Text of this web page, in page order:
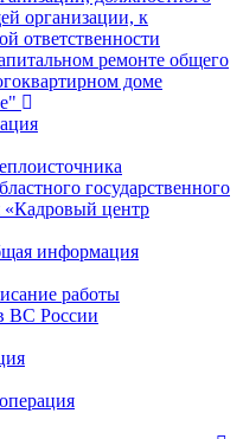
организации, к
ответственности
ремонте общего
доме
государственного
«Кадровый центр
информация
работы
ВС России